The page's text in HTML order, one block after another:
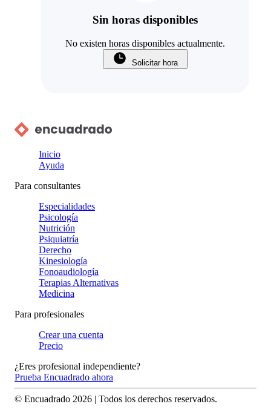
Sin horas disponibles
No existen horas disponibles actualmente.
Solicitar hora
Inicio
Ayuda
Para consultantes
Especialidades
Psicología
Nutrición
Psiquiatría
Derecho
Kinesiología
Fonoaudiología
Terapias Alternativas
Medicina
Para profesionales
Crear una cuenta
Precio
¿Eres profesional independiente?
Prueba Encuadrado ahora
© Encuadrado 2026 | Todos los derechos reservados.